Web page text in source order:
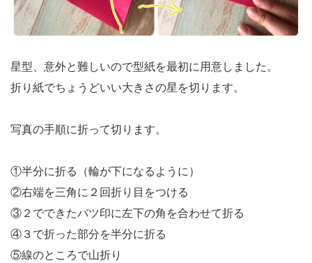
星型、意外と難しいので型紙を最初に用意しました。
折り紙でちょうどいい大きさの星を切ります。
写真の手順に折って切ります。
①半分に折る（輪が下になるように）
②右端を三角に２回折り目をつける
③２でできたバツ印に左下の角を合わせて折る
④３で折った部分を半分に折る
⑤線のところで山折り